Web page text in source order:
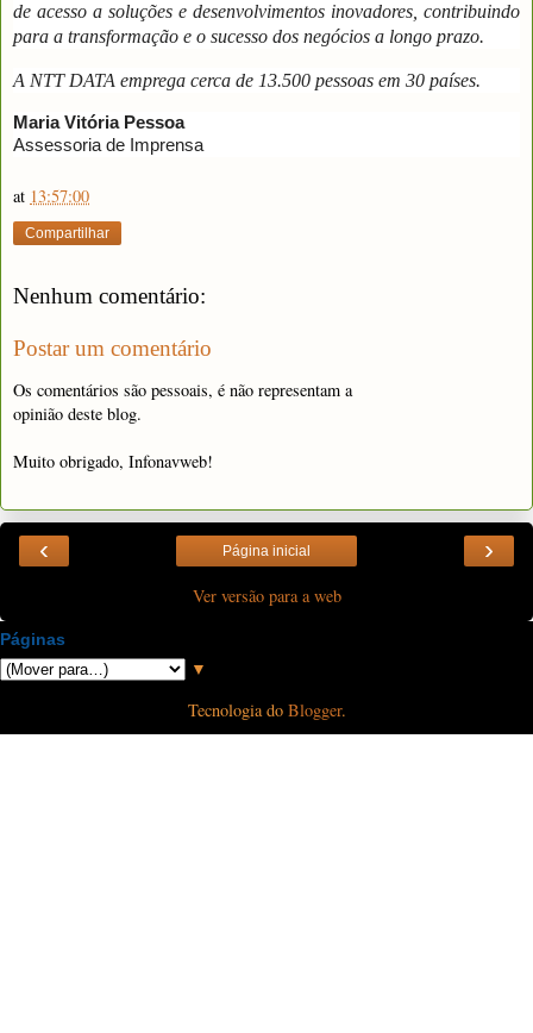
de acesso a soluções e desenvolvimentos inovadores, contribuindo
para a transformação e o sucesso dos negócios a longo prazo.
A NTT DATA emprega cerca de 13.500 pessoas em 30 países.
Maria Vitória Pessoa
Assessoria de Imprensa
at 13:57:00
Compartilhar
Nenhum comentário:
Postar um comentário
Os comentários são pessoais, é não representam a
opinião deste blog.
Muito obrigado, Infonavweb!
‹ ›
Página inicial
Ver versão para a web
Páginas
▼
Tecnologia do Blogger.